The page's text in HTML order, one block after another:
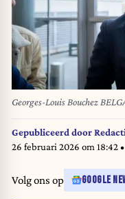
Georges-Louis Bouchez
Gepubliceerd door
26 februari 2026 om 18:42
Volg ons op GOOGLE